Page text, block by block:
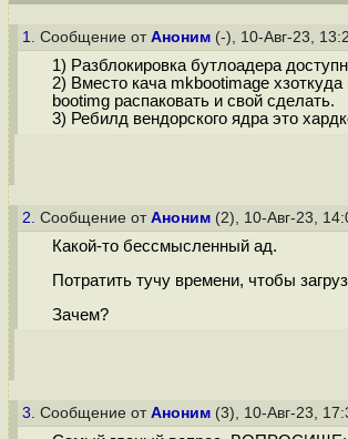
1. Сообщение от Аноним (-), 10-Авг-23,
1) Разблокировка бутлоадера
2) Вместо кача mkbootimage
bootimg распаковать и свой сделать.
3) Ребилд вендорского ядра это
2. Сообщение от Аноним (2), 10-Авг-23,
Какой-то бессмысленный ад.
Потратить тучу времени, чтобы
Зачем?
3. Сообщение от Аноним (3), 10-Авг-23,